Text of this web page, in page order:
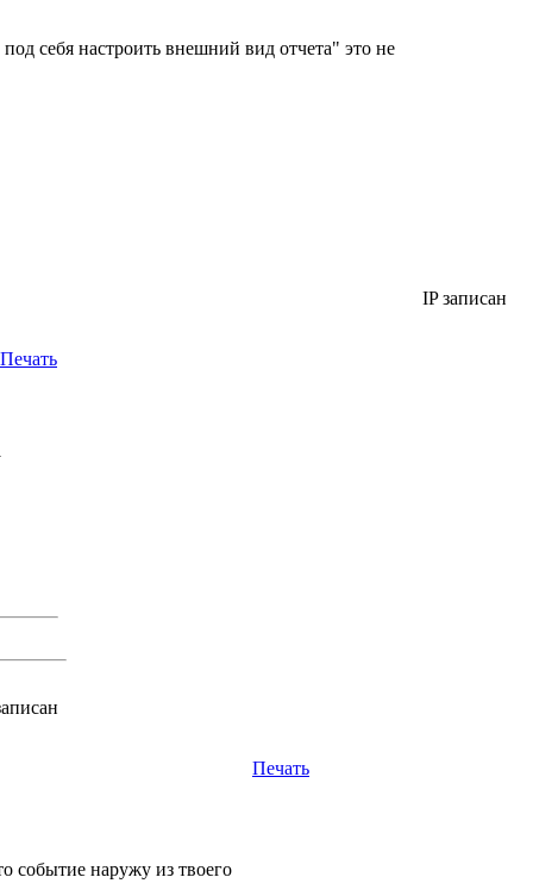
себя настроить внешний вид отчета" это не
IP записан
Печать
Печать
событие наружу из твоего